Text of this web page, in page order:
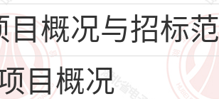
目概况与招标
目概况